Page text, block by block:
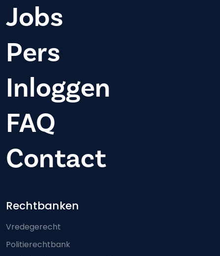
Jobs
Pers
Inloggen
FAQ
Contact
Footer-menu
Rechtbanken
Vredegerecht
Politierechtbank